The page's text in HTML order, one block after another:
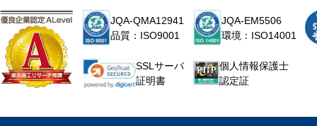
JQA-QMA12941
品質：ISO9001
JQA-EM5506
環境：ISO14001
SSLサーバ
証明書
個人情報保護士
認定証